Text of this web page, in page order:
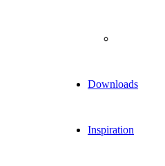
Downloads
Inspiration